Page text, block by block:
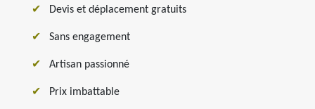
Devis et déplacement gratuits
Sans engagement
Artisan passionné
Prix imbattable